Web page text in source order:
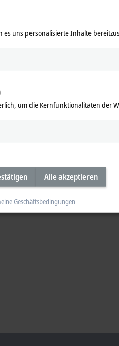
es uns personalisierte Inhalte
um die Kernfunktionalitäten der
Alle akzeptieren
Geschäftsbedingungen